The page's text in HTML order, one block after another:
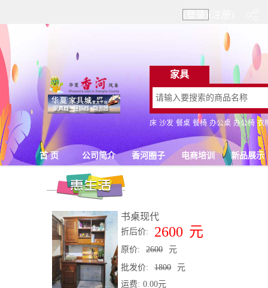
书桌现代
折后价: 2600 元
原价: 2600
元
批发价:
1800
元
运费: 0.00元